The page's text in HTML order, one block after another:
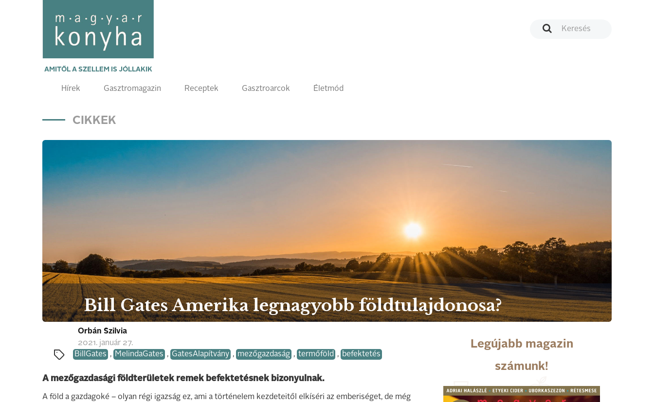
AMITŐL A SZELLEM IS JÓLLAKIK
Hírek Gasztromagazin Receptek Gasztroarcok Életmód
CIKKEK
Bill Gates Amerika legnagyobb földtulajdonosa?
Orbán Szilvia
2021. január 27.
BillGates , MelindaGates , GatesAlapítvány , mezőgazdaság , termőföld , befektetés
A mezőgazdasági földterületek remek befektetésnek bizonyulnak.
A föld a gazdagoké – olyan régi igazság ez, ami a történelem kezdeteitől elkíséri az emberiséget, de még
Legújabb magazin
számunk!